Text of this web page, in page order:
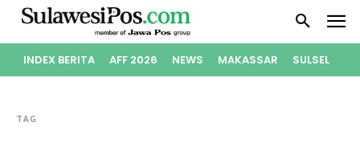
INDEX BERITA AFF 2026 NEWS MAKASSAR SULSEL
TAG